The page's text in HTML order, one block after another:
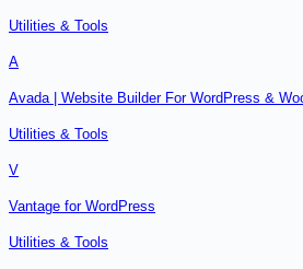
Utilities & Tools
A
Avada | Website Builder For WordPress &
Utilities & Tools
V
Vantage for WordPress
Utilities & Tools